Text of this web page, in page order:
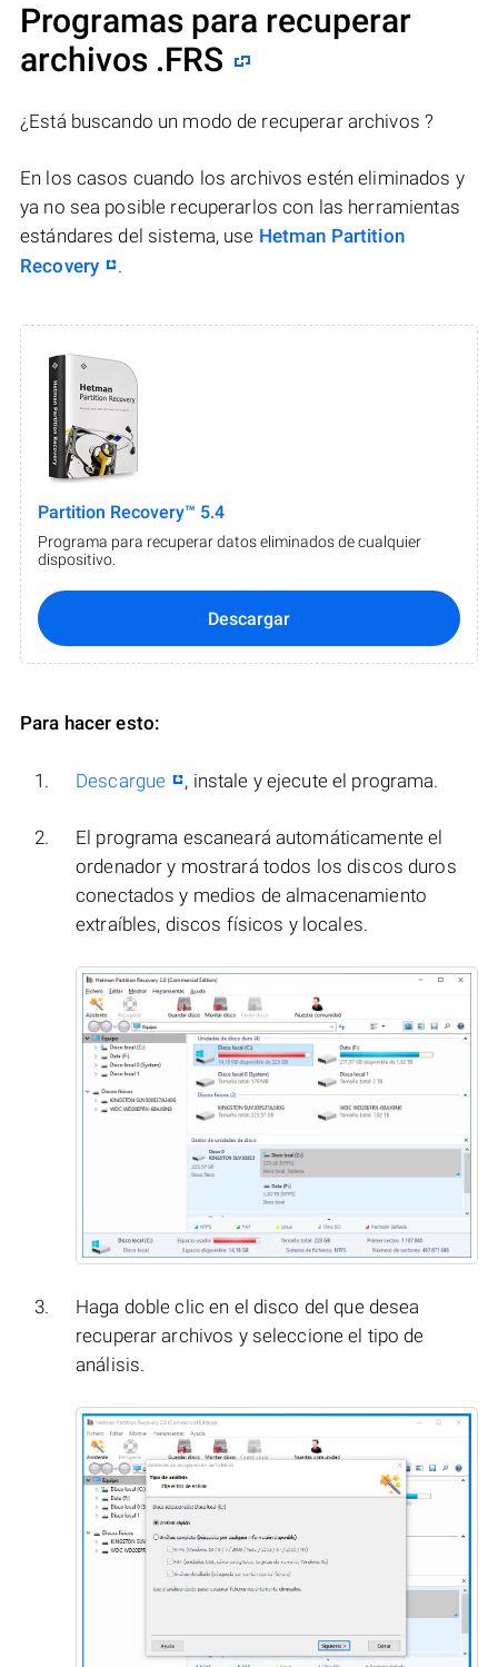
Programas para recuperar
archivos .FRS
¿Está buscando un modo de recuperar archivos ?
En los casos cuando los archivos estén eliminados y
ya no sea posible recuperarlos con las herramientas
estándares del sistema, use Hetman Partition
Recovery
.
Partition Recovery™ 5.4
Programa para recuperar datos eliminados de cualquier
dispositivo.
Descargar
Para hacer esto:
Descargue , instale y ejecute el programa.
El programa escaneará automáticamente el
ordenador y mostrará todos los discos duros
conectados y medios de almacenamiento
extraíbles, discos físicos y locales.
Haga doble clic en el disco del que desea
recuperar archivos y seleccione el tipo de
análisis.